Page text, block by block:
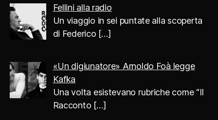
Fellini alla radio
Un viaggio in sei puntate alla scoperta
di Federico […]
«Un digiunatore» Arnoldo Foà legge
Kafka
Una volta esistevano rubriche come “Il
Racconto […]